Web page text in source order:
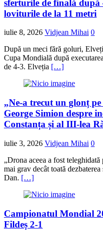
sferturile de finală
loviturile de la 11 metri
iulie 8, 2026 Vidjean Mihai 0
După un meci fără goluri,
Cupa Mondială după
de 4-3. Elveția […]
„Ne-a trecut un glonț
George Simion despre
Constanța și al III-lea
iulie 3, 2026 Vidjean Mihai 0
„Drona aceea a fost
mai grav decât toată
Dan. […]
Campionatul Mondial
Fildeș 2-1